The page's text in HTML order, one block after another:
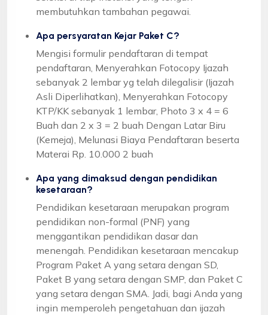
membutuhkan tambahan pegawai.
Apa persyaratan Kejar Paket C?
Mengisi formulir pendaftaran di tempat
pendaftaran, Menyerahkan Fotocopy Ijazah
sebanyak 2 lembar yg telah dilegalisir (Ijazah
Asli Diperlihatkan), Menyerahkan Fotocopy
KTP/KK sebanyak 1 lembar, Photo 3 x 4 = 6
Buah dan 2 x 3 = 2 buah Dengan Latar Biru
(Kemeja), Melunasi Biaya Pendaftaran beserta
Materai Rp. 10.000 2 buah
Apa yang dimaksud dengan pendidikan
kesetaraan?
Pendidikan kesetaraan merupakan program
pendidikan non-formal (PNF) yang
menggantikan pendidikan dasar dan
menengah. Pendidikan kesetaraan mencakup
Program Paket A yang setara dengan SD,
Paket B yang setara dengan SMP, dan Paket C
yang setara dengan SMA. Jadi, bagi Anda yang
ingin memperoleh pengetahuan dan ijazah